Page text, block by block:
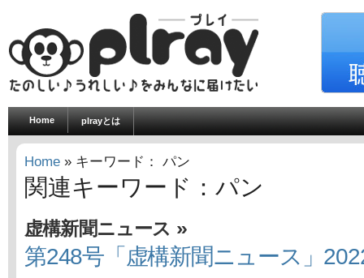
Home plrayとは
Home » キーワード： パン
関連キーワード：パン
虚構新聞ニュース »
第248号「虚構新聞ニュース」